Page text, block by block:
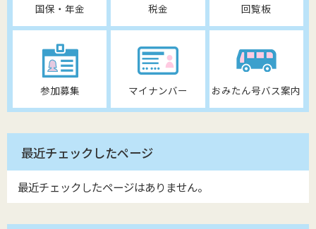
国保・年金 税金 回覧板
参加募集 マイナンバー おみたん号バス案内
最近チェックしたページ
最近チェックしたページはありません。